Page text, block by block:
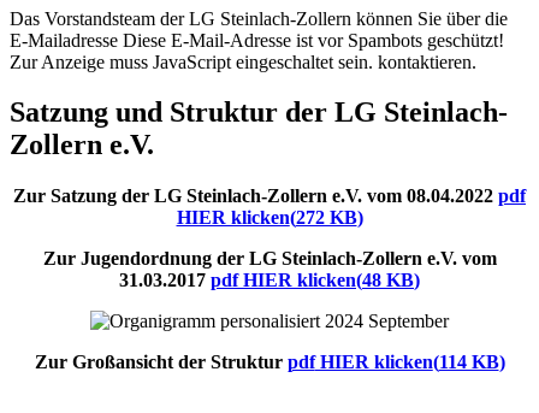
Das Vorstandsteam der LG Steinlach-Zollern können Sie über die
E-Mailadresse Diese E-Mail-Adresse ist vor Spambots geschützt!
Zur Anzeige muss JavaScript eingeschaltet sein. kontaktieren.
Satzung und Struktur der LG Steinlach-
Zollern e.V.
Zur Satzung der LG Steinlach-Zollern e.V. vom 08.04.2022 pdf
HIER klicken(272 KB)
Zur Jugendordnung der LG Steinlach-Zollern e.V. vom
31.03.2017 pdfHIER klicken(48 KB)
Zur Großansicht der Struktur pdfHIER klicken(114 KB)